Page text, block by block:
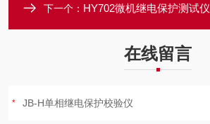
下一个： HY702微机继电保护测试仪
在线留言